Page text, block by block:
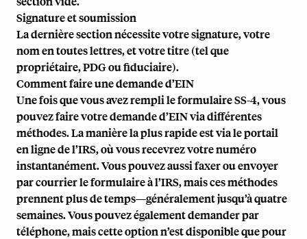
Signature et soumission
La dernière section nécessite votre signature, votre
nom en toutes lettres, et votre titre (tel que
propriétaire, PDG ou fiduciaire).
Comment faire une demande d’EIN
Une fois que vous avez rempli le formulaire SS-4, vous
pouvez faire votre demande d’EIN via différentes
méthodes. La manière la plus rapide est via le portail
en ligne de l’IRS, où vous recevrez votre numéro
instantanément. Vous pouvez aussi faxer ou envoyer
par courrier le formulaire à l’IRS, mais ces méthodes
prennent plus de temps—généralement jusqu’à quatre
semaines. Vous pouvez également demander par
téléphone, mais cette option n’est disponible que pour